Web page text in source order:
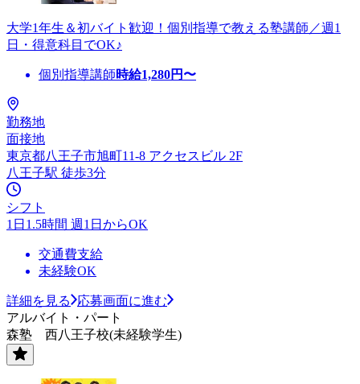
大学1年生＆初バイト歓迎！個別指導で教える塾講師／週1
日・得意科目でOK♪
個別指導講師時給1,280円〜
勤務地
面接地
東京都八王子市旭町11-8 アクセスビル 2F
八王子駅 徒歩3分
シフト
1日1.5時間 週1日からOK
交通費支給
未経験OK
詳細を見る
応募画面に進む
アルバイト・パート
森塾 西八王子校(未経験学生)